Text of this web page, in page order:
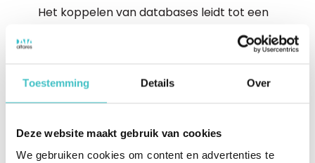
Toestemming Details Over
Deze website maakt gebruik van cookies
We gebruiken cookies om content en advertenties te
Het koppelen van databases leidt tot een
breed scala aan concrete benefits op het
gebied van bijvoorbeeld marketing, sales,
management. We lichten een aantal voordelen